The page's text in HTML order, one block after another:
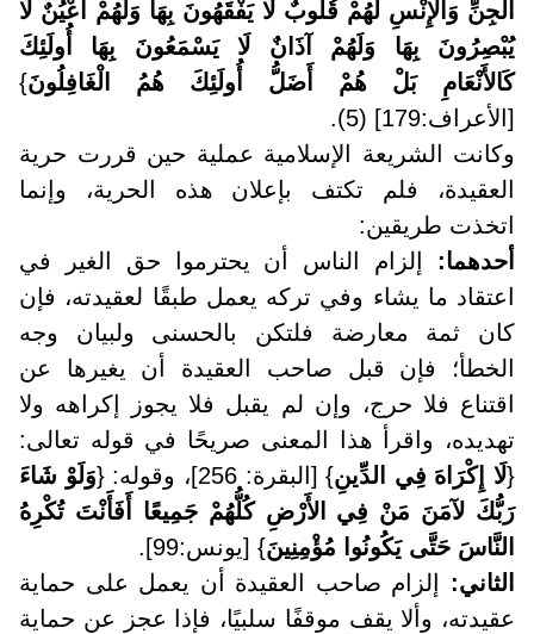
الْجِنِّ وَالإِنْسِ لَهُمْ قُلُوبٌ لَا يَفْقَهُونَ بِهَا وَلَهُمْ أَعْيُنٌ لَا
يُبْصِرُونَ بِهَا وَلَهُمْ آذَانٌ لَا يَسْمَعُونَ بِهَا أُولَئِكَ
كَالأَنْعَامِ بَلْ هُمْ أَضَلُّ أُولَئِكَ هُمُ الْغَافِلُونَ}
[الأعراف:179] (5).
وكانت الشريعة الإسلامية عملية حين قررت حرية
العقيدة، فلم تكتف بإعلان هذه الحرية، وإنما
اتخذت طريقين:
أحدهما: إلزام الناس أن يحترموا حق الغير في
اعتقاد ما يشاء وفي تركه يعمل طبقًا لعقيدته، فإن
كان ثمة معارضة فلتكن بالحسنى ولبيان وجه
الخطأ؛ فإن قبل صاحب العقيدة أن يغيرها عن
اقتناع فلا حرج، وإن لم يقبل فلا يجوز إكراهه ولا
تهديده، واقرأ هذا المعنى صريحًا في قوله تعالى:
{لَا إِكْرَاهَ فِي الدِّينِ} [البقرة: 256]، وقوله: {
وَلَوْ شَاءَ
رَبُّكَ لآمَنَ مَنْ فِي الأَرْضِ كُلُّهُمْ جَمِيعًا أَفَأَنْتَ تُكْرِهُ
النَّاسَ حَتَّى يَكُونُوا مُؤْمِنِينَ} [يونس:99].
الثاني: إلزام صاحب العقيدة أن يعمل على حماية
عقيدته، وألا يقف موقفًا سلبيًا، فإذا عجز عن حماية